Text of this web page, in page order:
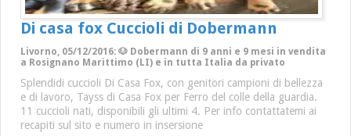
Di casa fox Cuccioli di Dobermann
Livorno, 05/12/2016: 🐶 Dobermann di 9 anni e 9 mesi in vendita
a Rosignano Marittimo (LI) e in tutta Italia da privato
Splendidi cuccioli Di Casa Fox, con genitori campioni di bellezza
e di lavoro, Tayss di Casa Fox per Ferro del colle della guardia.
11 cuccioli nati, disponibili gli ultimi 4. Per info contattatemi ai
recapiti sul sito e numero in insersione